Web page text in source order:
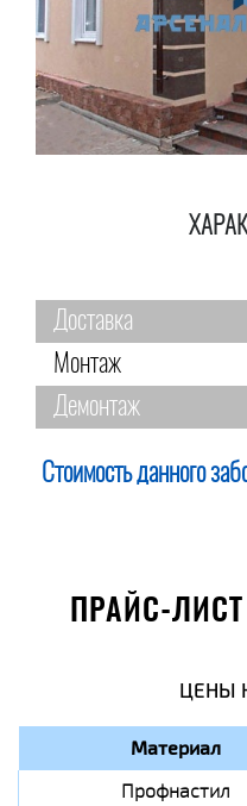
Доставка
Монтаж
Демонтаж
Стоимость данного
ПРАЙС-
ЦЕНЫ
Материал
Профнастил